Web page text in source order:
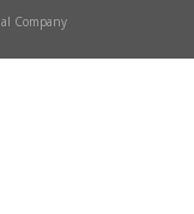
Company